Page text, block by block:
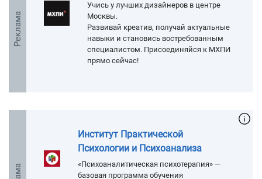
Реклама
Учись у лучших дизайнеров в центре
Москвы.
Развивай креатив, получай актуальные
навыки и становись востребованным
специалистом. Присоединяйся к МХПИ
прямо сейчас!
Институт Практической
Психологии и Психоанализа
«Психоаналитическая психотерапия» —
базовая программа обучения